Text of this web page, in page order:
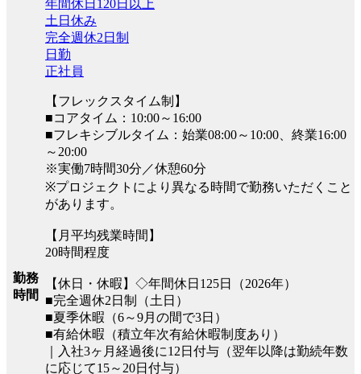
勤務
時間
年間休日120日以上
土日休み
完全週休2日制
日勤
正社員
【フレックスタイム制】
■コアタイム：10:00～16:00
■フレキシブルタイム：始業08:00～10:00、終業16:00
～20:00
※実働7時間30分／休憩60分
※プロジェクトにより異なる時間で勤務いただくこと
があります。
【月平均残業時間】
20時間程度
【休日・休暇】◇年間休日125日（2026年）
■完全週休2日制（土日）
■夏季休暇（6～9月の間で3日）
■有給休暇（積立年次有給休暇制度あり）
｜入社3ヶ月経過後に12日付与（翌年以降は勤続年数
に応じて15～20日付与）